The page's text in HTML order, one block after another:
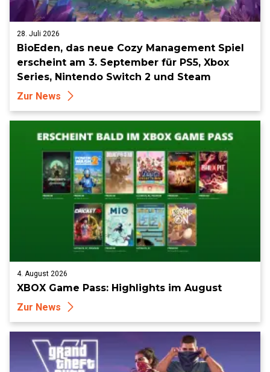
28. Juli 2026
BioEden, das neue Cozy Management Spiel
erscheint am 3. September für PS5, Xbox
Series, Nintendo Switch 2 und Steam
Zur News
4. August 2026
XBOX Game Pass: Highlights im August
Zur News